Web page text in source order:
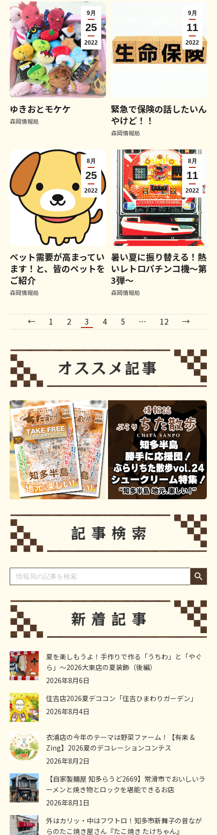
9月
25
2022
ゆきおとモケケ
森岡情報局
9月
11
2022
緊急で保険の話したいん
やけど！！
森岡情報局
8月
25
2022
ペット需要が高まってい
ます！と、皆のペットを
ご紹介
森岡情報局
8月
11
2022
暑い夏に振り替える！熱
いレトロパチンコ機～第
3弾～
森岡情報局
← 1 2 3 4 5 … 12 →
Search
for:
Search Button
夏を楽しもうよ！手作りで作る「うちわ」と「やぐ
ら」～2026大東店の夏装飾（後編）
2026年8月6日
住吉店2026夏デココン「住吉ひまわりガーデン」
2026年8月4日
衣浦店の今年のテーマは野菜ファーム！【有楽 &
Zing】2026夏のデコレーションコンテス
2026年8月2日
【自家製麺屋 知多らうど2669】常滑市でおいしいラ
ーメンと焼き物とロックを堪能できるお店
2026年8月1日
外はカリッ・中はフワトロ！知多市新舞子の昔なが
らのたこ焼き屋さん『たこ焼き たけちゃん』